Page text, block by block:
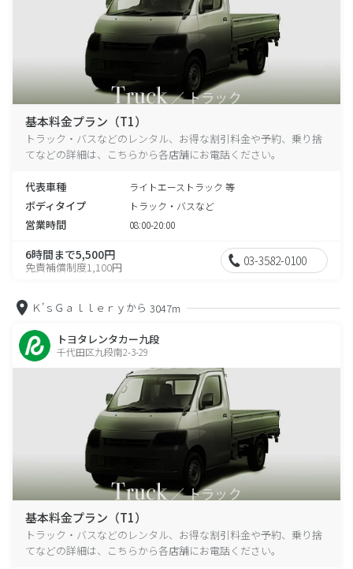
基本料金プラン（T1）
トラック・バスなどのレンタル、お得な割引料金や予約、乗り捨
てなどの詳細は、こちらから各店舗にお電話ください。
代表車種 ライトエーストラック 等
ボディタイプ トラック・バスなど
営業時間 08:00-20:00
6時間まで5,500円
免責補償制度1,100円 03-3582-0100
Ｋ’ｓＧａｌｌｅｒｙから 3047m
トヨタレンタカー九段
千代田区九段南2-3-29
基本料金プラン（T1）
トラック・バスなどのレンタル、お得な割引料金や予約、乗り捨
てなどの詳細は、こちらから各店舗にお電話ください。